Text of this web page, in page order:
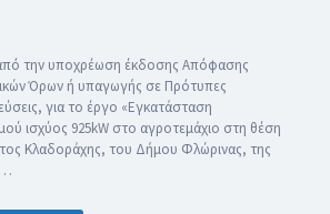
την υποχρέωση έκδοσης Απόφασης
Όρων ή υπαγωγής σε Πρότυπες
για το έργο «Εγκατάσταση
ισχύος 925kW στο αγροτεμάχιο στη θέση
Κλαδοράχης, του Δήμου Φλώρινας, της